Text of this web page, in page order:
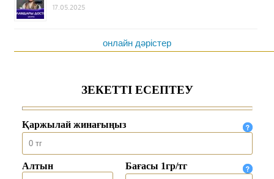
17.05.2025
онлайн дәрістер